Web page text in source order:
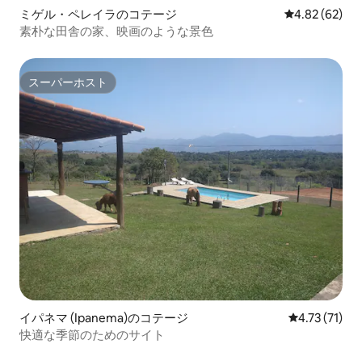
ミゲル・ペレイラのコテージ レビュー62
4.82 (62)
素朴な田舎の家、映画のような景色
スーパーホスト
スーパーホスト
イパネマ (Ipanema)のコテージ レビュー71
4.73 (71)
快適な季節のためのサイト